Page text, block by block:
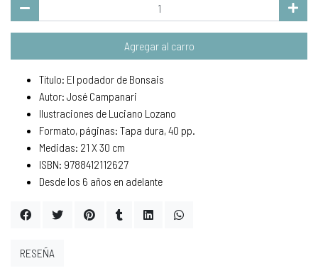
Agregar al carro
Título: El podador de Bonsais
Autor: José Campanari
Ilustraciones de Luciano Lozano
Formato, páginas: Tapa dura, 40 pp.
Medidas: 21 X 30 cm
ISBN: 9788412112627
Desde los 6 años en adelante
RESEÑA